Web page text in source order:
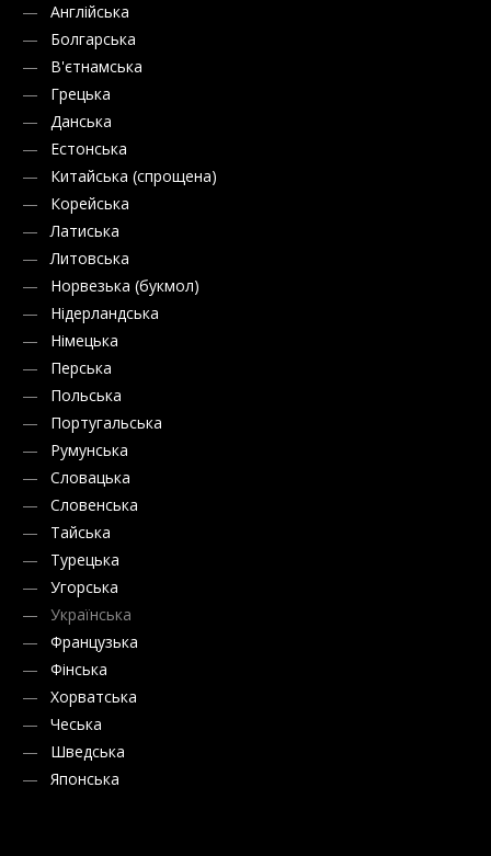
Англійська
Болгарська
В'єтнамська
Грецька
Данська
Естонська
Китайська (спрощена)
Корейська
Латиська
Литовська
Норвезька (букмол)
Нідерландська
Німецька
Перська
Польська
Португальська
Румунська
Словацька
Словенська
Тайська
Турецька
Угорська
Українська
Французька
Фінська
Хорватська
Чеська
Шведська
Японська